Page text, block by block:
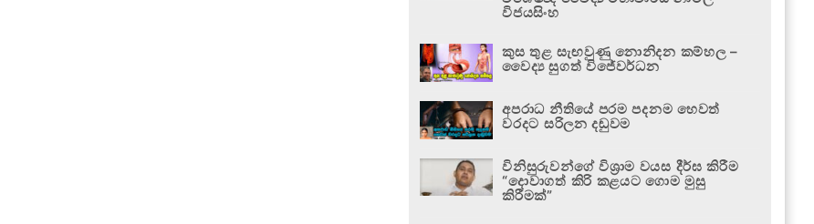
විජයසිංහ
කුස තුළ සැඟවුණු නොනිදන කම්හල –
වෛද්‍ය සුගත් විජේවර්ධන
අපරාධ නීතියේ පරම පදනම හෙවත්
වරදට සරිලන දඬුවම
විනිසුරුවන්ගේ විශ්‍රාම වයස දීර්ඝ කිරීම
“දොවාගත් කිරි කළයට ගොම මුසු
කිරීමක්”